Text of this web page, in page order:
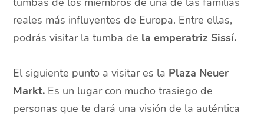
reales más influyentes de Europa. Entre ellas,
podrás visitar la tumba de la emperatriz Sissí.
El siguiente punto a visitar es la Plaza Neuer
Markt. Es un lugar con mucho trasiego de
personas que te dará una visión de la auténtica